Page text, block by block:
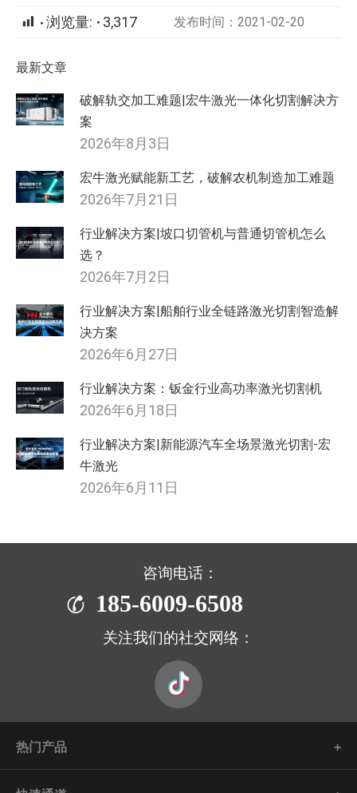
浏览量: 3,317 发布时间：2021-02-20
最新文章
破解轨交加工难题|宏牛激光一体化切割解决方
案
2026年8月3日
宏牛激光赋能新工艺，破解农机制造加工难题
2026年7月21日
行业解决方案|坡口切管机与普通切管机怎么
选？
2026年7月2日
行业解决方案|船舶行业全链路激光切割智造解
决方案
2026年6月27日
行业解决方案：钣金行业高功率激光切割机
2026年6月18日
行业解决方案|新能源汽车全场景激光切割-宏
牛激光
2026年6月11日
关注我们的社交网络：
咨询电话：
185-6009-6508
热门产品